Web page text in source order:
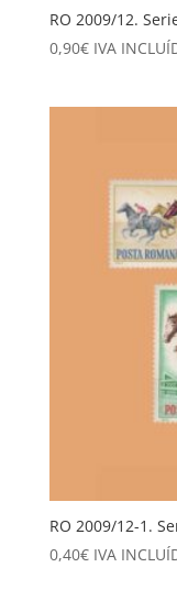
RO 2009/12.
0,90€ IVA
RO 2009/12-1.
0,40€ IVA